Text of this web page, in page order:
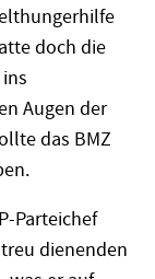
doch die
Augen der
das BMZ
Parteichef
dienenden